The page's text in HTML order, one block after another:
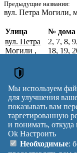
Предыдущие названия:
вул. Петра Могили,
Почтовые индексы
Улица № дома
вул. Петра
Могили ,
Стрийський
р-н,
Львівська
обл.
2, 7, 8,
18, 19,
51, 52,
62, 63,
Вулиця
reklama
Правила
Мы используем
для улучшения
показывать вам
таргетированную
и понимать,
Ok Настроить
Необходимые: